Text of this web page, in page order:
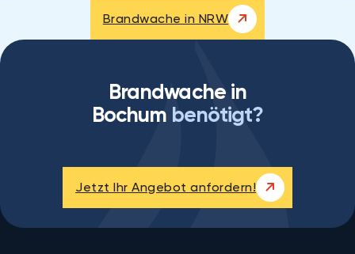
Brandwache in NRW
Brandwache in
Bochum benötigt?
Jetzt Ihr Angebot anfordern!